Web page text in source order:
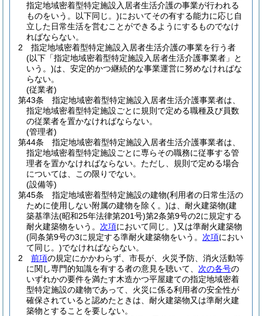
指定地域密着型特定施設入居者生活介護の事業が行われる
ものをいう。以下同じ。)においてその有する能力に応じ自
立した日常生活を営むことができるようにするものでなけ
ればならない。
2
指定地域密着型特定施設入居者生活介護の事業を行う者
(以下「指定地域密着型特定施設入居者生活介護事業者」と
いう。)は、安定的かつ継続的な事業運営に努めなければな
らない。
(従業者)
第43条
指定地域密着型特定施設入居者生活介護事業者は、
指定地域密着型特定施設ごとに規則で定める職種及び員数
の従業者を置かなければならない。
(管理者)
第44条
指定地域密着型特定施設入居者生活介護事業者は、
指定地域密着型特定施設ごとに専らその職務に従事する管
理者を置かなければならない。 ただし、規則で定める場合
については、この限りでない。
(設備等)
第45条
指定地域密着型特定施設の建物(利用者の日常生活の
ために使用しない附属の建物を除く。)は、耐火建築物(建
築基準法(昭和25年法律第201号)第2条第9号の2に規定する
耐火建築物をいう。 次項において同じ。)又は準耐火建築物
(同条第9号の3に規定する準耐火建築物をいう。 次項におい
て同じ。)でなければならない。
2
前項の規定にかかわらず、市長が、火災予防、消火活動等
に関し専門的知識を有する者の意見を聴いて、 次の各号の
いずれかの要件を満たす木造かつ平屋建ての指定地域密着
型特定施設の建物であって、火災に係る利用者の安全性が
確保されていると認めたときは、耐火建築物又は準耐火建
築物とすることを要しない。